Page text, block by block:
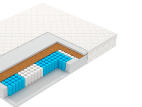
смотрят
-0%